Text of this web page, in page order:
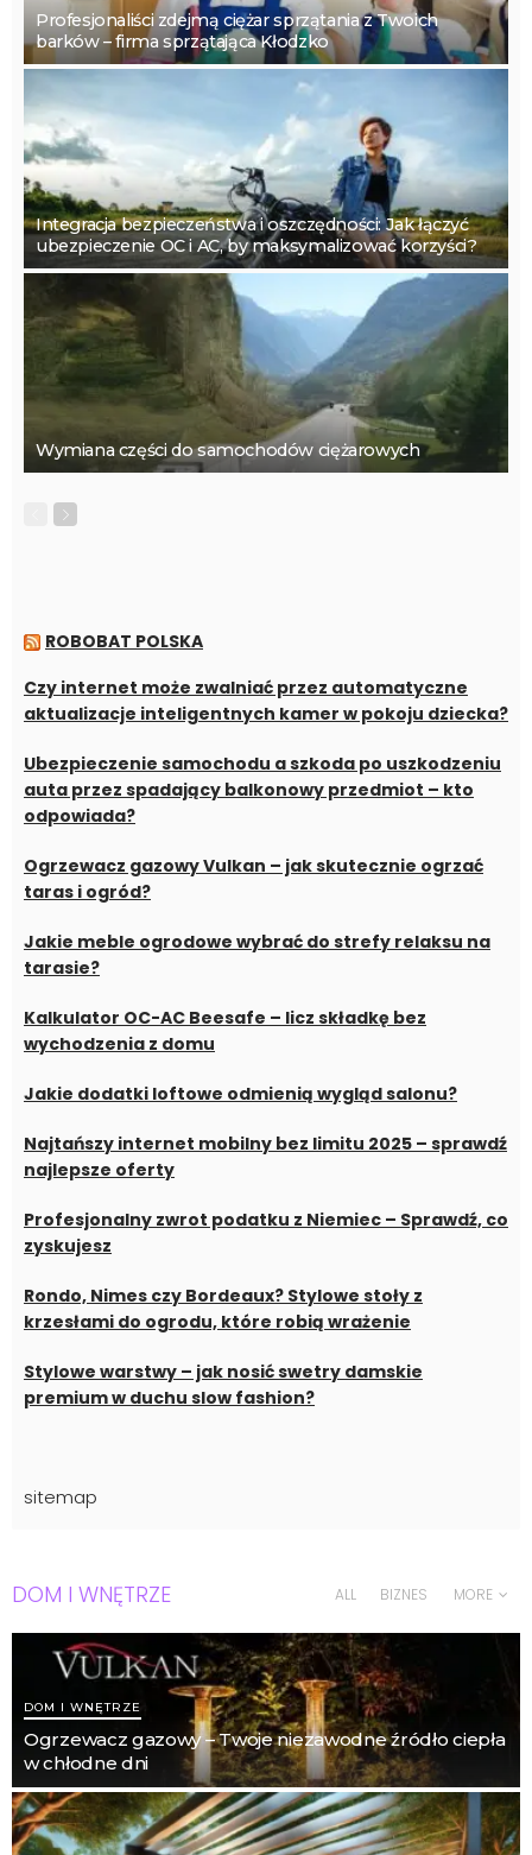
Profesjonaliści zdejmą ciężar sprzątania z Twoich
barków – firma sprzątająca Kłodzko
Integracja bezpieczeństwa i oszczędności: Jak łączyć
ubezpieczenie OC i AC, by maksymalizować korzyści?
Wymiana części do samochodów ciężarowych
ROBOBAT POLSKA
Czy internet może zwalniać przez automatyczne
aktualizacje inteligentnych kamer w pokoju dziecka?
Ubezpieczenie samochodu a szkoda po uszkodzeniu
auta przez spadający balkonowy przedmiot – kto
odpowiada?
Ogrzewacz gazowy Vulkan – jak skutecznie ogrzać
taras i ogród?
Jakie meble ogrodowe wybrać do strefy relaksu na
tarasie?
Kalkulator OC-AC Beesafe – licz składkę bez
wychodzenia z domu
Jakie dodatki loftowe odmienią wygląd salonu?
Najtańszy internet mobilny bez limitu 2025 – sprawdź
najlepsze oferty
Profesjonalny zwrot podatku z Niemiec – Sprawdź, co
zyskujesz
Rondo, Nimes czy Bordeaux? Stylowe stoły z
krzesłami do ogrodu, które robią wrażenie
Stylowe warstwy – jak nosić swetry damskie
premium w duchu slow fashion?
sitemap
DOM I WNĘTRZE ALL BIZNES MORE
DOM I WNĘTRZE
Ogrzewacz gazowy – Twoje niezawodne źródło ciepła
w chłodne dni